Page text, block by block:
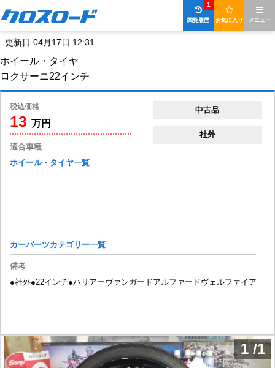
メニュー
お気に入り
閲覧履歴
1
更新日 04月17日 12:31
ホイール・タイヤ
ロクサーニ22インチ
税込価格
13 万円
中古品
社外
適合車種
ホイール・タイヤ一覧
カーパーツカテゴリー一覧
備考
●社外●22インチ●ハリアーヴァンガードアルファードヴェルファイア
1 /1